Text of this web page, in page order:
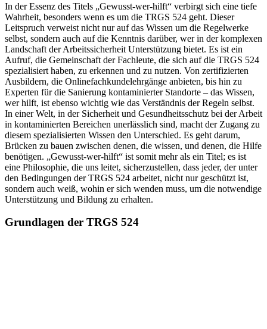
In der Essenz des Titels „Gewusst-wer-hilft“ verbirgt sich eine tiefe
Wahrheit, besonders wenn es um die TRGS 524 geht. Dieser
Leitspruch verweist nicht nur auf das Wissen um die Regelwerke
selbst, sondern auch auf die Kenntnis darüber, wer in der komplexen
Landschaft der Arbeitssicherheit Unterstützung bietet. Es ist ein
Aufruf, die Gemeinschaft der Fachleute, die sich auf die TRGS 524
spezialisiert haben, zu erkennen und zu nutzen. Von zertifizierten
Ausbildern, die Onlinefachkundelehrgänge anbieten, bis hin zu
Experten für die Sanierung kontaminierter Standorte – das Wissen,
wer hilft, ist ebenso wichtig wie das Verständnis der Regeln selbst.
In einer Welt, in der Sicherheit und Gesundheitsschutz bei der Arbeit
in kontaminierten Bereichen unerlässlich sind, macht der Zugang zu
diesem spezialisierten Wissen den Unterschied. Es geht darum,
Brücken zu bauen zwischen denen, die wissen, und denen, die Hilfe
benötigen. „Gewusst-wer-hilft“ ist somit mehr als ein Titel; es ist
eine Philosophie, die uns leitet, sicherzustellen, dass jeder, der unter
den Bedingungen der TRGS 524 arbeitet, nicht nur geschützt ist,
sondern auch weiß, wohin er sich wenden muss, um die notwendige
Unterstützung und Bildung zu erhalten.
Grundlagen der TRGS 524